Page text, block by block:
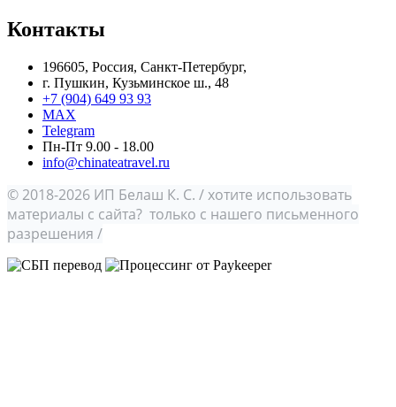
Контакты
196605, Россия, Санкт-Петербург,
г. Пушкин, Кузьминское ш., 48
+7 (904) 649 93 93
MAX
Telegram
Пн-Пт 9.00 - 18.00
info@chinateatravel.ru
© 2018-2026 ИП Белаш К. С. / хотите использовать
материалы с сайта? только с нашего письменного
разрешения /